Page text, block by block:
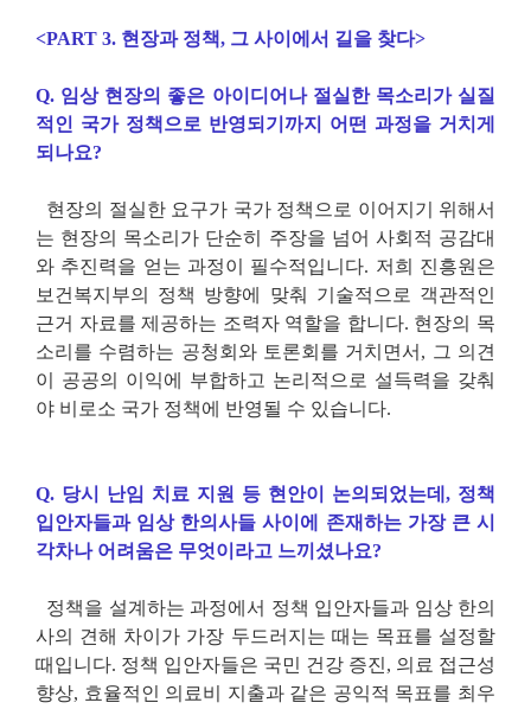
<PART 3. 현장과 정책, 그 사이에서 길을 찾다>
Q. 임상 현장의 좋은 아이디어나 절실한 목소리가 실질
적인 국가 정책으로 반영되기까지 어떤 과정을 거치게
되나요?
현장의 절실한 요구가 국가 정책으로 이어지기 위해서
는 현장의 목소리가 단순히 주장을 넘어 사회적 공감대
와 추진력을 얻는 과정이 필수적입니다. 저희 진흥원은
보건복지부의 정책 방향에 맞춰 기술적으로 객관적인
근거 자료를 제공하는 조력자 역할을 합니다. 현장의 목
소리를 수렴하는 공청회와 토론회를 거치면서 , 그 의견
이 공공의 이익에 부합하고 논리적으로 설득력을 갖춰
야 비로소 국가 정책에 반영될 수 있습니다.
Q. 당시 난임 치료 지원 등 현안이 논의되었는데 , 정책
입안자들과 임상 한의사들 사이에 존재하는 가장 큰 시
각차나 어려움은 무엇이라고 느끼셨나요?
정책을 설계하는 과정에서 정책 입안자들과 임상 한의
사의 견해 차이가 가장 두드러지는 때는 목표를 설정할
때입니다. 정책 입안자들은 국민 건강 증진, 의료 접근성
향상, 효율적인 의료비 지출과 같은 공익적 목표를 최우